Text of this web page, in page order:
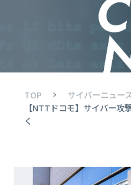
TOP
サイバーニュース
【NTTドコモ】サイバー
く